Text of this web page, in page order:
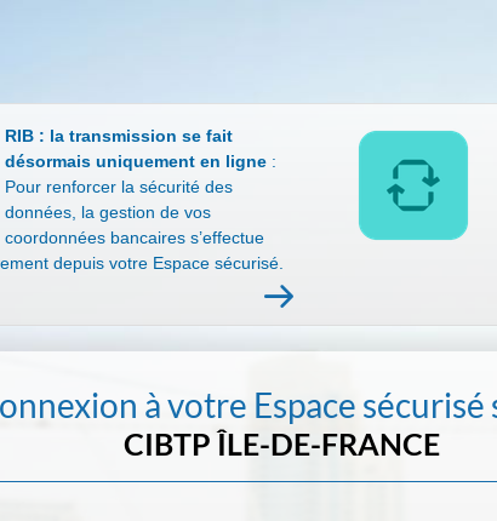
RIB : la transmission se fait
désormais uniquement en ligne :
Pour renforcer la sécurité des
données, la gestion de vos
coordonnées bancaires s’effectue
depuis votre Espace sécurisé.
à votre Espace sécurisé
CIBTP ÎLE-DE-FRANCE